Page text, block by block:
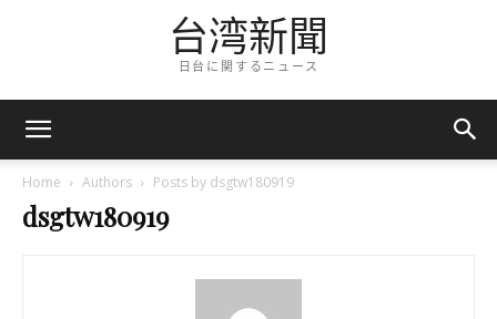
台湾新聞
日台に関するニュース
Home Authors Posts by dsgtw180919
dsgtw180919